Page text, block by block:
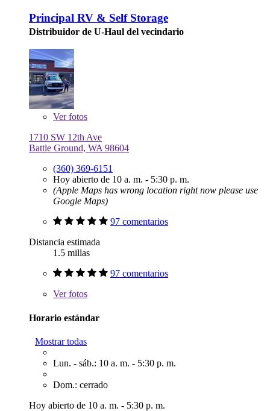
Principal RV & Self Storage
Distribuidor de U-Haul del vecindario
Verfotos
1710 SW 12th Ave
Battle Ground, WA 98604
(360) 369-6151
Hoy abierto de 10 a. m. - 5:30 p. m.
(Apple Maps has wrong location right now please use
Google Maps)
97 comentarios
Distancia estimada
1.5 millas
97 comentarios
Verfotos
Horario estándar
Mostrar todas
Lun. - sáb.: 10 a. m. - 5:30 p. m.
Dom.: cerrado
Hoy abierto de 10 a. m. - 5:30 p. m.